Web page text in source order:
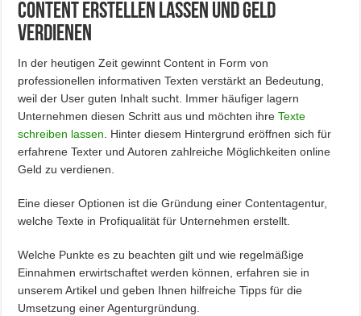
Content erstellen lassen und Geld
verdienen
In der heutigen Zeit gewinnt Content in Form von
professionellen informativen Texten verstärkt an Bedeutung,
weil der User guten Inhalt sucht. Immer häufiger lagern
Unternehmen diesen Schritt aus und möchten ihreTexte
schreiben lassen . Hinter diesem Hintergrund eröffnen sich für
erfahrene Texter und Autoren zahlreiche Möglichkeiten online
Geld zu verdienen.
Eine dieser Optionen ist die Gründung einer Contentagentur,
welche Texte in Profiqualität für Unternehmen erstellt.
Welche Punkte es zu beachten gilt und wie regelmäßige
Einnahmen erwirtschaftet werden können, erfahren sie in
unserem Artikel und geben Ihnen hilfreiche Tipps für die
Umsetzung einer Agenturgründung.